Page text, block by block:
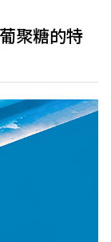
聚糖的特